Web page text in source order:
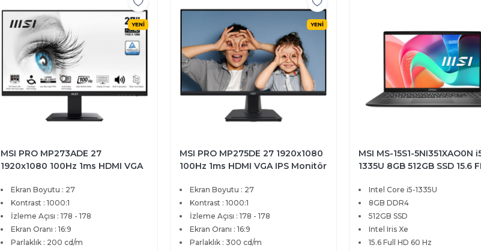
YENİ
MSI PRO MP273ADE 27
1920x1080 100Hz 1ms HDMI VGA
Ekran Boyutu : 27
Kontrast : 1000:1
İzleme Açısı : 178 - 178
Ekran Oranı : 16:9
Parlaklık : 200 cd/m
YENİ
MSI PRO MP275DE 27 1920x1080
100Hz 1ms HDMI VGA IPS Monitör
Ekran Boyutu : 27
Kontrast : 1000:1
İzleme Açısı : 178 - 178
Ekran Oranı : 16:9
Parlaklık : 300 cd/m
MSI MS-15S1-5NI351XAO0N
1335U 8GB 512GB SSD 15.6
Intel Core i5-1335U
8GB DDR4
512GB SSD
Intel Iris Xe
15.6 Full HD 60 Hz